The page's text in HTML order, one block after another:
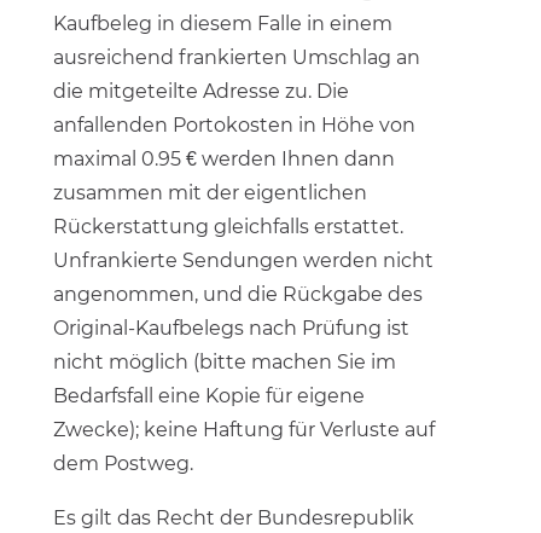
Kaufbeleg in diesem Falle in einem
ausreichend frankierten Umschlag an
die mitgeteilte Adresse zu. Die
anfallenden Portokosten in Höhe von
maximal 0.95 € werden Ihnen dann
zusammen mit der eigentlichen
Rückerstattung gleichfalls erstattet.
Unfrankierte Sendungen werden nicht
angenommen, und die Rückgabe des
Original-Kaufbelegs nach Prüfung ist
nicht möglich (bitte machen Sie im
Bedarfsfall eine Kopie für eigene
Zwecke); keine Haftung für Verluste auf
dem Postweg.
Es gilt das Recht der Bundesrepublik